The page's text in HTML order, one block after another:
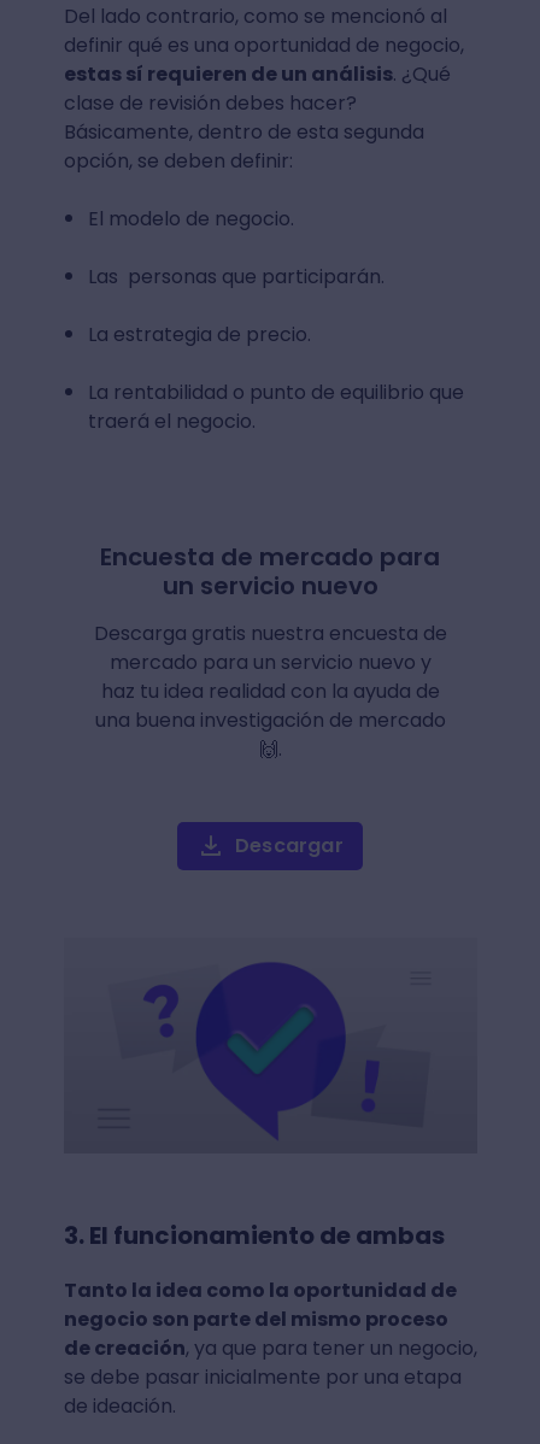
Del lado contrario, como se mencionó al
definir qué es una oportunidad de negocio,
estas sí requieren de un análisis. ¿Qué
clase de revisión debes hacer?
Básicamente, dentro de esta segunda
opción, se deben definir:
El modelo de negocio.
Las personas que participarán.
La estrategia de precio.
La rentabilidad o punto de equilibrio que
traerá el negocio.
Encuesta de mercado para
un servicio nuevo
Descarga gratis nuestra encuesta de
mercado para un servicio nuevo y
haz tu idea realidad con la ayuda de
una buena investigación de mercado
🙌.
Descargar
3. El funcionamiento de ambas
Tanto la idea como la oportunidad de
negocio son parte del mismo proceso
de creación, ya que para tener un negocio,
se debe pasar inicialmente por una etapa
de ideación.